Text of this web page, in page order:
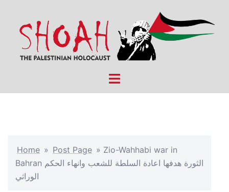
content
Toggle
Home » Post Page » Zio-Wahhabi war in
Bahran الثورة هدفها اعادة السلطة للشعب وانهاء الحكم
الوراثي